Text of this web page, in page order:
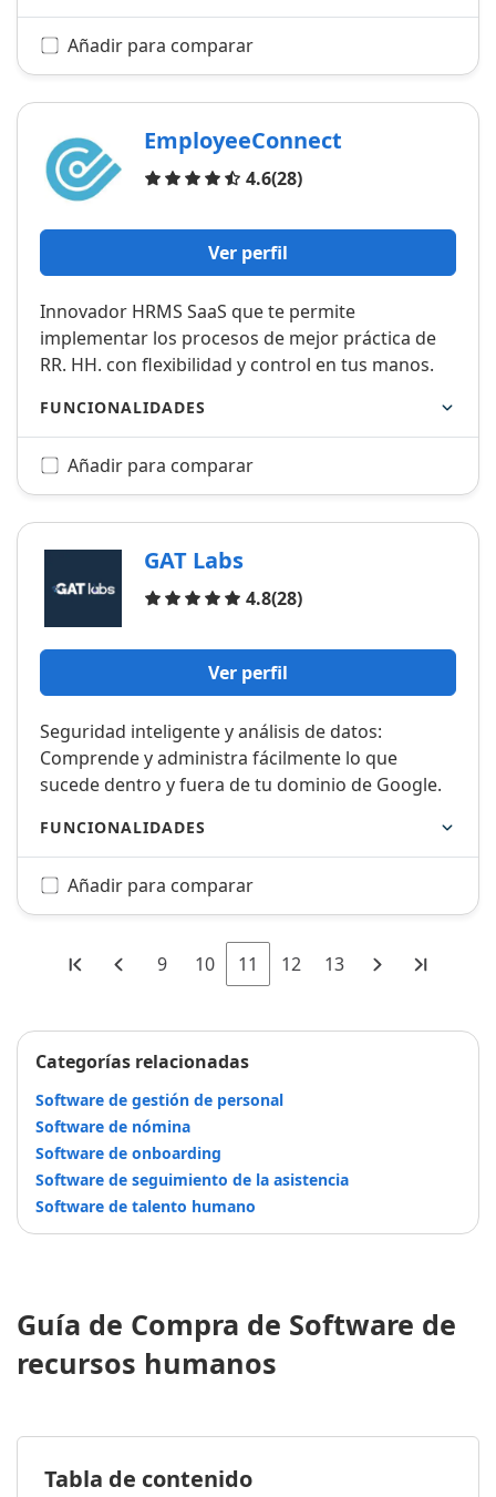
Categorías relacionadas
Software de gestión de personal
Software de nómina
Software de onboarding
Software de seguimiento de la asistencia
Software de talento humano
Añadir para comparar
EmployeeConnect
4.6(28)
Opiniones
Ver perfil
Innovador HRMS SaaS que te permite
implementar los procesos de mejor práctica de
RR. HH. con flexibilidad y control en tus manos.
FUNCIONALIDADES
Añadir para comparar
GAT Labs
4.8(28)
Opiniones
Ver perfil
Seguridad inteligente y análisis de datos:
Comprende y administra fácilmente lo que
sucede dentro y fuera de tu dominio de Google.
FUNCIONALIDADES
Añadir para comparar
9 10 11 12 13
Guía de Compra de Software de
recursos humanos
Tabla de contenido